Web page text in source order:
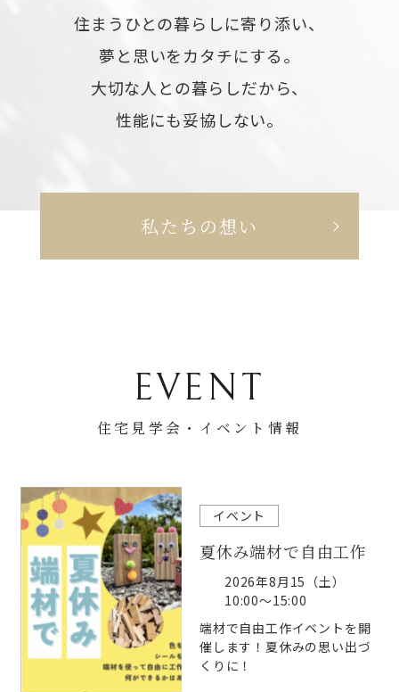
住まうひとの暮らしに寄り添い、
夢と思いをカタチにする。
大切な人との暮らしだから、
性能にも妥協しない。
私たちの想い
EVENT
住宅見学会・ イベント情報
イベント
夏休み端材で自由工作
2026年8月15（土）
10:00～15:00
端材で自由工作イベントを開
催します！夏休みの思い出づ
くりに！